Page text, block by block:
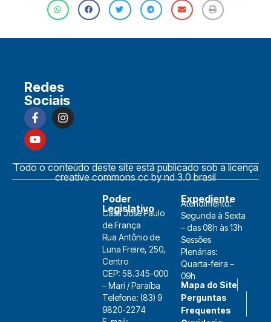
Redes
Sociais
Todo o conteúdo deste site está publicado sob a licença
creative commons cc by nd 3.0 brasil
Poder
Legislativo
Casa José Paulo
de França
Rua Antônio de
Luna Freire, 250,
Centro
CEP: 58.345-000
– Marí / Paraíba
Telefone: (83) 9
9820-2274
Expediente
Atendimento:
Segunda à Sexta
– das 08h às 13h
Sessões
Plenárias:
Quarta-feira –
09h
Mapa do Site
Perguntas
Frequentes